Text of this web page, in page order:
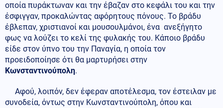
οποία πυράκτωναν και την έβαζαν στο κεφάλι του και την
έσφιγγαν, προκαλώντας αφόρητους πόνους. Το βράδυ
έβλεπαν, χριστιανοί και μουσουλμάνοι, ένα ανεξήγητο
φως να λούζει το κελί της φυλακής του. Κάποιο βράδυ
είδε στον ύπνο του την Παναγία, η οποία τον
προειδοποίησε ότι θα μαρτυρήσει στην
Κωνσταντινούπολη.
Αφού, λοιπόν, δεν έφεραν αποτέλεσμα, τον έστειλαν με
συνοδεία, όντως στην Κωνσταντινούπολη, όπου και